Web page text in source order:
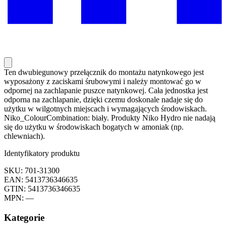
Ten dwubiegunowy przełącznik do montażu natynkowego jest
wyposażony z zaciskami śrubowymi i należy montować go w
odpornej na zachlapanie puszce natynkowej. Cała jednostka jest
odporna na zachlapanie, dzięki czemu doskonale nadaje się do
użytku w wilgotnych miejscach i wymagających środowiskach.
Niko_ColourCombination: biały. Produkty Niko Hydro nie nadają
się do użytku w środowiskach bogatych w amoniak (np.
chlewniach).
Identyfikatory produktu
SKU: 701-31300
EAN: 5413736346635
GTIN: 5413736346635
MPN: —
Kategorie